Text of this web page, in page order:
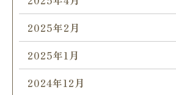
2025年2月
2025年1月
2024年12月